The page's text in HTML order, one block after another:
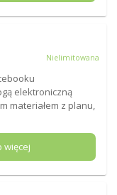
Nielimitowana
elektroniczną
materiałem z planu,
więcej